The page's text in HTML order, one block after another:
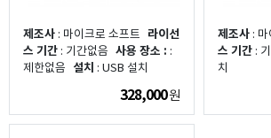
제조사 : 마이크로 소프트 라이선
스 기간 : 기간없음 사용 장소 : :
제한없음 설치 : USB 설치
328,000원
제조사 :
스 기간 :
치